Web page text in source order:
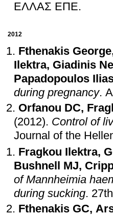
ΕΛΛΑΣ ΕΠΕ.
2012
Fthenakis George
Ilektra, Giadinis
Papadopoulos
during pregnancy.
Orfanou DC,
(2012). Control of
Journal of the
Fragkou Ilektra,
Bushnell MJ,
of Mannheimia
during sucking.
Fthenakis GC,